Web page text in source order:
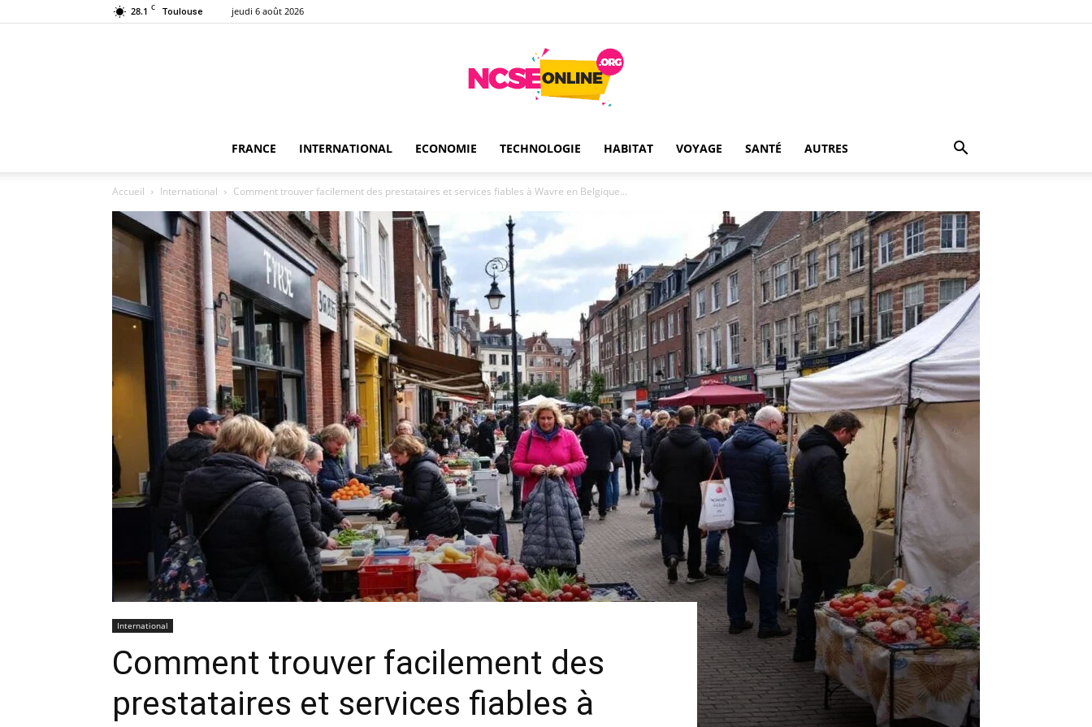
28.1 C Toulouse jeudi 6 août 2026
FRANCE INTERNATIONAL ECONOMIE TECHNOLOGIE HABITAT VOYAGE SANTÉ AUTRES
Accueil International Comment trouver facilement des prestataires et services fiables à Wavre en Belgique...
International
Comment trouver facilement des
prestataires et services fiables à